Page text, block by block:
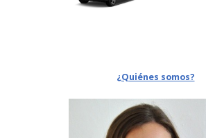
¿Quiénes somos?